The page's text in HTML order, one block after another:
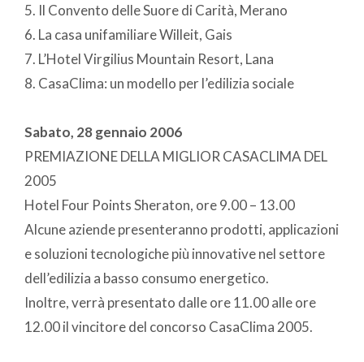
5. Il Convento delle Suore di Carità, Merano
6. La casa unifamiliare Willeit, Gais
7. L’Hotel Virgilius Mountain Resort, Lana
8. CasaClima: un modello per l’edilizia sociale
Sabato, 28 gennaio 2006
PREMIAZIONE DELLA MIGLIOR CASACLIMA DEL
2005
Hotel Four Points Sheraton, ore 9.00 – 13.00
Alcune aziende presenteranno prodotti, applicazioni
e soluzioni tecnologiche più innovative nel settore
dell’edilizia a basso consumo energetico.
Inoltre, verrà presentato dalle ore 11.00 alle ore
12.00 il vincitore del concorso CasaClima 2005.